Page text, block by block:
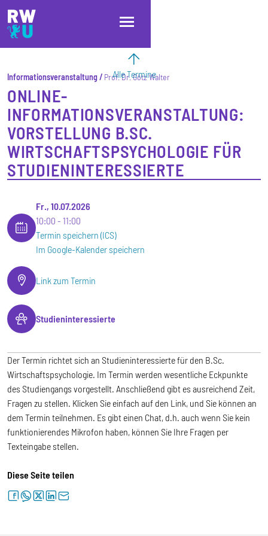
Direkt zum Inhalt
Direkt zur Hauptnavigation
Direkt zum Fußbereich
Alle Termine
Informationsveranstaltung Prof. Dr. Götz Walter
ONLINE-
INFORMATIONSVERANSTALTUNG:
VORSTELLUNG B.SC.
WIRTSCHAFTSPSYCHOLOGIE FÜR
STUDIENINTERESSIERTE
Fr., 10.07.2026
10:00
11:00
Termin speichern (ICS)
Im Google-Kalender speichern
Link zum Termin
Studieninteressierte
Der Termin richtet sich an Studieninteressierte für den B.Sc.
Wirtschaftspsychologie. Im Termin werden wesentliche Eckpunkte
des Studiengangs vorgestellt. Anschließend gibt es ausreichend Zeit,
Fragen zu stellen. Klicken Sie einfach auf den Link, und Sie können an
dem Termin teilnehmen. Es gibt einen Chat, d.h. auch wenn Sie kein
funktionierendes Mikrofon haben, können Sie Ihre Fragen per
Texteingabe stellen.
Diese Seite teilen
facebookwhatsapptwitterlinkedinletter